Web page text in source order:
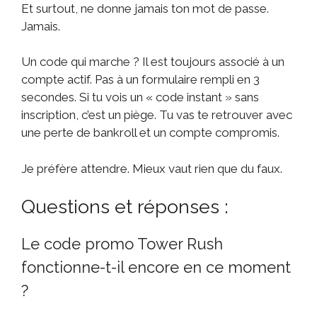
Et surtout, ne donne jamais ton mot de passe.
Jamais.
Un code qui marche ? Il est toujours associé à un
compte actif. Pas à un formulaire rempli en 3
secondes. Si tu vois un « code instant » sans
inscription, c’est un piège. Tu vas te retrouver avec
une perte de bankroll et un compte compromis.
Je préfère attendre. Mieux vaut rien que du faux.
Questions et réponses :
Le code promo Tower Rush
fonctionne-t-il encore en ce moment
?